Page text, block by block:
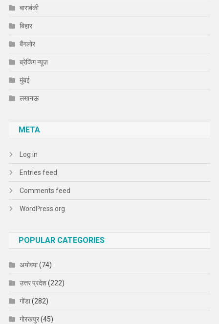
बाराबंकी
बिहार
बैंगलोर
ब्रेकिंग न्यूज़
मुंबई
लखनऊ
META
Log in
Entries feed
Comments feed
WordPress.org
POPULAR CATEGORIES
अयोध्या(74)
उत्तर प्रदेश(222)
गोंडा(282)
गोरखपुर(45)